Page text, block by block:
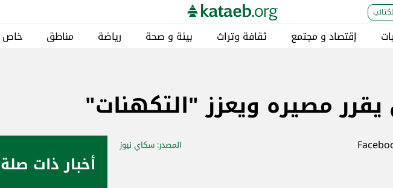
إقتصاد و مجتمع ثقافة وتراث بيئة و صحة رياضة مناطق خاص
مصيره ويعزز "التكهنات"
المصدر: سكاي نيوز
أخبار ذات صلة